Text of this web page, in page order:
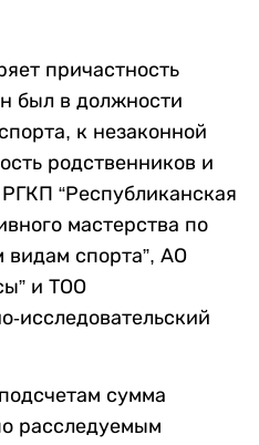
причастность
был в должности
к незаконной
родственников и
“Республиканская
мастерства по
спорта”, АО
и ТОО
исследовательский
сумма
расследуемым